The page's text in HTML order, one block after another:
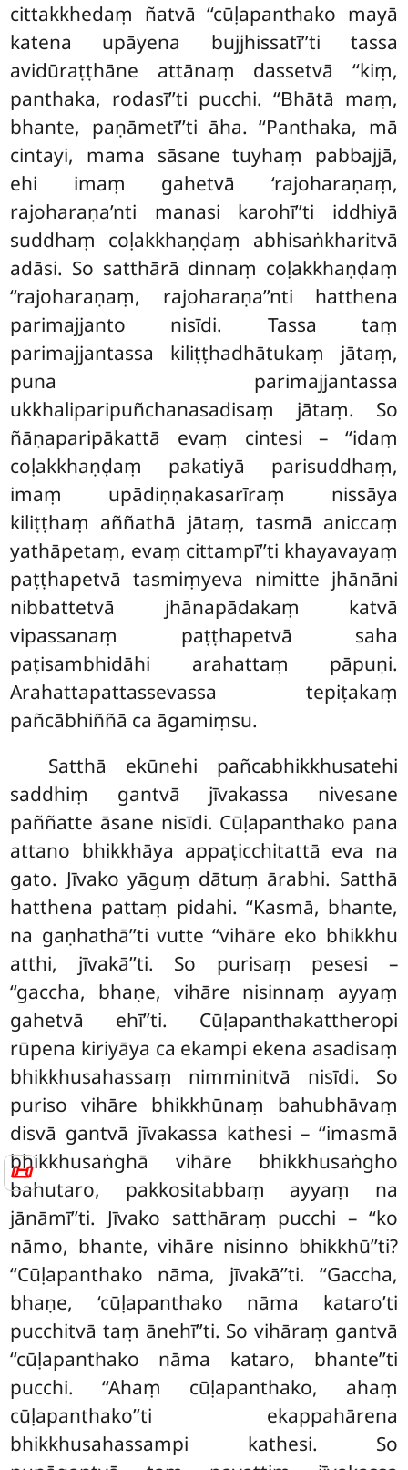
📜
cittakkhedaṃ ñatvā ‘‘cūḷapanthako mayā
katena upāyena bujjhissatī’’ti tassa
avidūraṭṭhāne attānaṃ dassetvā ‘‘kiṃ,
panthaka, rodasī’’ti pucchi. ‘‘Bhātā maṃ,
bhante, paṇāmetī’’ti āha. ‘‘Panthaka, mā
cintayi, mama sāsanetuyhaṃ pabbajjā,
ehi imaṃ gahetvā ‘rajoharaṇaṃ,
rajoharaṇa’nti manasi karohī’’ti iddhiyā
suddhaṃ coḷakkhaṇḍaṃ abhisaṅkharitvā
adāsi. So satthārā dinnaṃ coḷakkhaṇḍaṃ
‘‘rajoharaṇaṃ, rajoharaṇa’’nti hatthena
parimajjanto nisīdi. Tassa taṃ
parimajjantassa kiliṭṭhadhātukaṃ jātaṃ,
puna parimajjantassa
ukkhaliparipuñchanasadisaṃ jātaṃ. So
ñāṇaparipākattā evaṃ cintesi – ‘‘idaṃ
coḷakkhaṇḍaṃ pakatiyā parisuddhaṃ,
imaṃ upādiṇṇakasarīraṃ nissāya
kiliṭṭhaṃ aññathā jātaṃ, tasmā aniccaṃ
yathāpetaṃ, evaṃ cittampī’’ti khayavayaṃ
paṭṭhapetvā tasmiṃyeva nimitte jhānāni
nibbattetvā jhānapādakaṃ katvā
vipassanaṃ paṭṭhapetvā saha
paṭisambhidāhi arahattaṃ pāpuṇi.
Arahattapattassevassa tepiṭakaṃ
pañcābhiññā ca āgamiṃsu.
Satthā ekūnehi pañcabhikkhusatehi
saddhiṃ gantvā jīvakassa nivesane
paññatte āsane nisīdi. Cūḷapanthako pana
attano bhikkhāya appaṭicchitattā eva na
gato. Jīvako yāguṃ dātuṃ ārabhi. Satthā
hatthena pattaṃ pidahi. ‘‘Kasmā, bhante,
na gaṇhathā’’ti vutte ‘‘vihāre eko bhikkhu
atthi, jīvakā’’ti. So purisaṃ pesesi –
‘‘gaccha, bhaṇe, vihāre nisinnaṃ ayyaṃ
gahetvā ehī’’ti. Cūḷapanthakattheropi
rūpena kiriyāya ca ekampi ekena asadisaṃ
bhikkhusahassaṃ nimminitvā nisīdi. So
puriso vihāre bhikkhūnaṃ bahubhāvaṃ
disvā gantvā jīvakassa kathesi – ‘‘imasmā
bhikkhusaṅghā vihāre bhikkhusaṅgho
bahutaro, pakkositabbaṃ ayyaṃ na
jānāmī’’ti. Jīvako satthāraṃ pucchi – ‘‘ko
nāmo, bhante, vihāre nisinno bhikkhū’’ti?
‘‘Cūḷapanthako nāma, jīvakā’’ti. ‘‘Gaccha,
bhaṇe, ‘cūḷapanthako nāma kataro’ti
pucchitvā taṃ ānehī’’ti. So vihāraṃ gantvā
‘‘cūḷapanthako nāma kataro, bhante’’ti
pucchi. ‘‘Ahaṃ cūḷapanthako, ahaṃ
cūḷapanthako’’ti ekappahārena
bhikkhusahassampi kathesi. So